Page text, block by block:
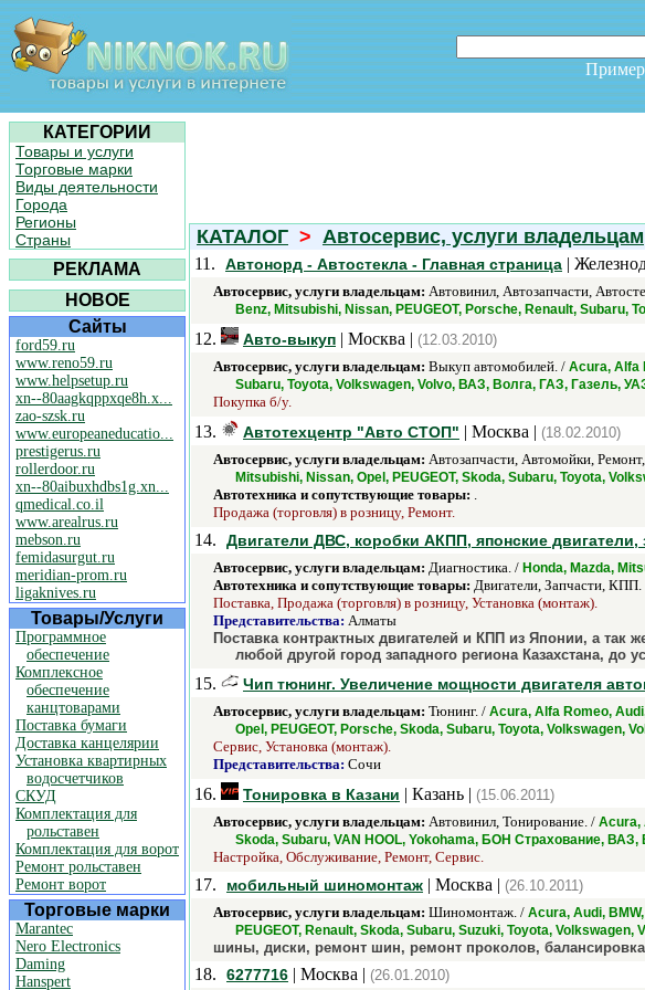
КАТЕГОРИИ
Товары и услуги
Торговые марки
Виды деятельности
Города
Регионы
Страны
РЕКЛАМА
НОВОЕ
Сайты
ford59.ru
www.reno59.ru
www.helpsetup.ru
xn--80aagkqppxqe8h.x...
zao-szsk.ru
www.europeaneducatio...
prestigerus.ru
rollerdoor.ru
xn--80aibuxhdbs1g.xn...
qmedical.co.il
www.arealrus.ru
mebson.ru
femidasurgut.ru
meridian-prom.ru
ligaknives.ru
Товары/Услуги
Программное
обеспечение
Комплексное
обеспечение
канцтоварами
Поставка бумаги
Доставка канцелярии
Установка квартирных
водосчетчиков
СКУД
Комплектация для
рольставен
Комплектация для ворот
Ремонт рольставен
Ремонт ворот
Торговые марки
Marantec
Nero Electronics
Daming
Hanspert
КАТАЛОГ > Автосервис, услуги владельцам
11.
Автонорд - Автостекла - Главная страница |
Автосервис, услуги владельцам: Автовинил, Автозапчасти,
Benz, Mitsubishi, Nissan, PEUGEOT, Porsche, Renault, Subaru,
12. Авто-выкуп | Москва | (12.03.2010)
Автосервис, услуги владельцам: Выкуп автомобилей. / Acura, Alfa
Subaru, Toyota, Volkswagen, Volvo, ВАЗ, Волга, ГАЗ, Газель,
Покупка б/у.
13. Автотехцентр "Авто СТОП" | Москва | (18.02.2010)
Автосервис, услуги владельцам: Автозапчасти, Автомойки,
Mitsubishi, Nissan, Opel, PEUGEOT, Skoda, Subaru, Toyota,
Автотехника и сопутствующие товары: .
Продажа (торговля) в розницу, Ремонт.
14. Двигатели ДВС, коробки АКПП, японские двигатели,
Автосервис, услуги владельцам: Диагностика. / Honda, Mazda,
Автотехника и сопутствующие товары: Двигатели, Запчасти, КПП.
Поставка, Продажа (торговля) в розницу, Установка (монтаж).
Представительства: Алматы
Поставка контрактных двигателей и КПП из Японии, а так
любой другой город западного региона Казахстана, до
15. Чип тюнинг. Увеличение мощности двигателя
Автосервис, услуги владельцам: Тюнинг. / Acura, Alfa Romeo,
Opel, PEUGEOT, Porsche, Skoda, Subaru, Toyota, Volkswagen,
Сервис, Установка (монтаж).
Представительства: Сочи
16. Тонировка в Казани | Казань | (15.06.2011)
Автосервис, услуги владельцам: Автовинил, Тонирование. / Acura,
Skoda, Subaru, VAN HOOL, Yokohama, БОН Страхование,
Настройка, Обслуживание, Ремонт, Сервис.
17. мобильный шиномонтаж | Москва | (26.10.2011)
Автосервис, услуги владельцам: Шиномонтаж. / Acura, Audi,
PEUGEOT, Renault, Skoda, Subaru, Suzuki, Toyota, Volkswagen,
шины, диски, ремонт шин, ремонт проколов,
18. 6277716 | Москва | (26.01.2010)